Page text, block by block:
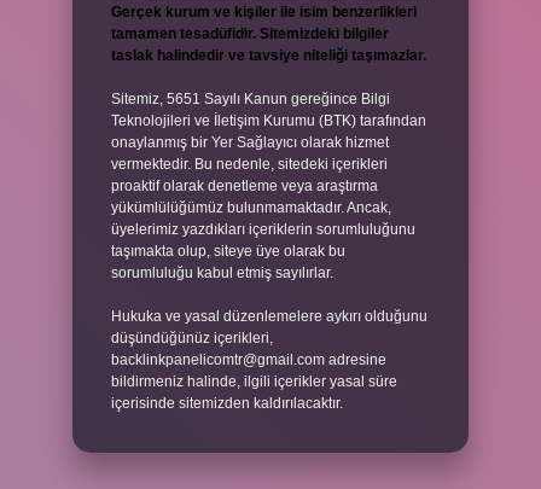
Gerçek kurum ve kişiler ile isim benzerlikleri
tamamen tesadüfidir. Sitemizdeki bilgiler
taslak halindedir ve tavsiye niteliği taşımazlar.
Sitemiz, 5651 Sayılı Kanun gereğince Bilgi
Teknolojileri ve İletişim Kurumu (BTK) tarafından
onaylanmış bir Yer Sağlayıcı olarak hizmet
vermektedir. Bu nedenle, sitedeki içerikleri
proaktif olarak denetleme veya araştırma
yükümlülüğümüz bulunmamaktadır. Ancak,
üyelerimiz yazdıkları içeriklerin sorumluluğunu
taşımakta olup, siteye üye olarak bu
sorumluluğu kabul etmiş sayılırlar.
Hukuka ve yasal düzenlemelere aykırı olduğunu
düşündüğünüz içerikleri,
backlinkpanelicomtr@gmail.com adresine
bildirmeniz halinde, ilgili içerikler yasal süre
içerisinde sitemizden kaldırılacaktır.